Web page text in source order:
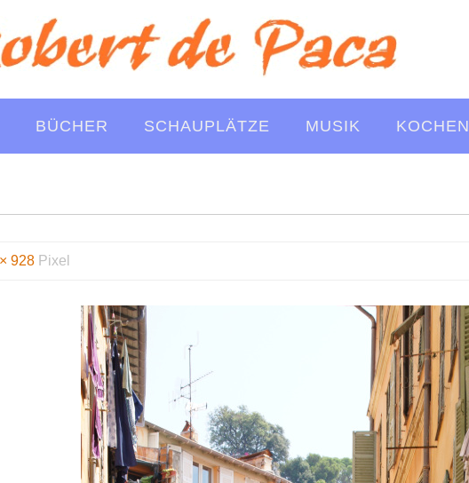
BÜCHER SCHAUPLÄTZE MUSIK KOCHEN
928 Pixel